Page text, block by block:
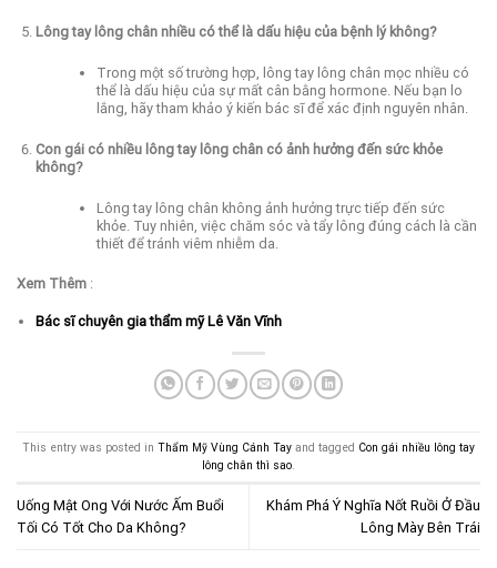
Lông tay lông chân nhiều có thể là dấu hiệu của bệnh lý không?
Trong một số trường hợp, lông tay lông chân mọc nhiều có
thể là dấu hiệu của sự mất cân bằng hormone. Nếu bạn lo
lắng, hãy tham khảo ý kiến bác sĩ để xác định nguyên nhân.
Con gái có nhiều lông tay lông chân có ảnh hưởng đến sức khỏe
không?
Lông tay lông chân không ảnh hưởng trực tiếp đến sức
khỏe. Tuy nhiên, việc chăm sóc và tẩy lông đúng cách là cần
thiết để tránh viêm nhiễm da.
Xem Thêm :
Bác sĩ chuyên gia thẩm mỹ Lê Văn Vĩnh
This entry was posted in Thẩm Mỹ Vùng Cánh Tay and tagged Con gái nhiều lông tay
lông chân thì sao
Uống Mật Ong Với Nước Ấm Buổi
Tối Có Tốt Cho Da Không?
Khám Phá Ý Nghĩa Nốt Ruồi Ở Đầu
Lông Mày Bên Trái